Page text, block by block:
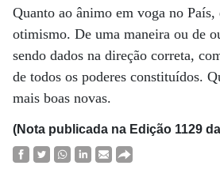
Quanto ao ânimo em voga no
otimismo. De uma maneira ou de
sendo dados na direção correta,
de todos os poderes constituídos.
mais boas novas.
(Nota publicada na Edição 1129